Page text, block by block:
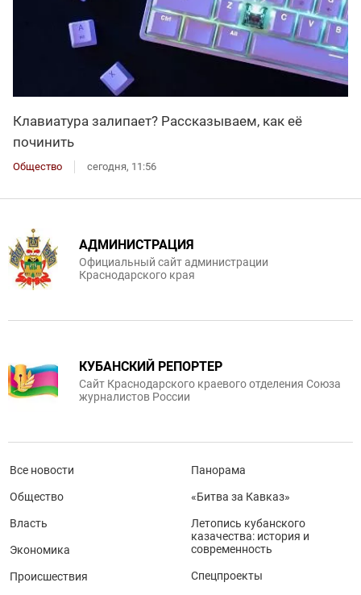
Клавиатура залипает? Рассказываем, как её
починить
Общество сегодня, 11:56
АДМИНИСТРАЦИЯ
Официальный сайт администрации
Краснодарского края
КУБАНСКИЙ РЕПОРТЕР
Сайт Краснодарского краевого отделения Союза
журналистов России
Все новости
Общество
Власть
Экономика
Происшествия
Панорама
«Битва за Кавказ»
Летопись кубанского
казачества: история и
современность
Спецпроекты